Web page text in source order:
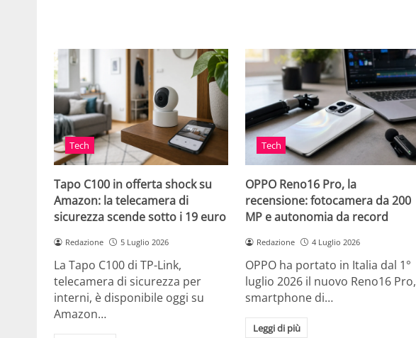
Tech
Tapo C100 in offerta shock su
Amazon: la telecamera di
sicurezza scende sotto i 19 euro
Redazione 5 Luglio 2026
La Tapo C100 di TP-Link,
telecamera di sicurezza per
interni, è disponibile oggi su
Amazon…
Tech
OPPO Reno16 Pro, la
recensione: fotocamera da 200
MP e autonomia da record
Redazione 4 Luglio 2026
OPPO ha portato in Italia dal 1°
luglio 2026 il nuovo Reno16 Pro,
smartphone di…
Leggi di più